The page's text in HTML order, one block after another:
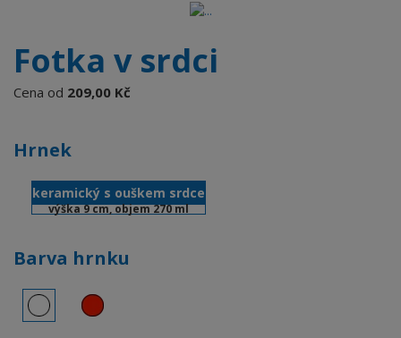
Fotka v srdci
Cena od 209,00 Kč
Hrnek
keramický s ouškem srdce
výška 9 cm, objem 270 ml
Barva hrnku